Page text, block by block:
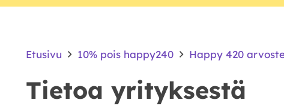
Etusivu 10% pois happy240 Happy 420
Tietoa yrityksestä